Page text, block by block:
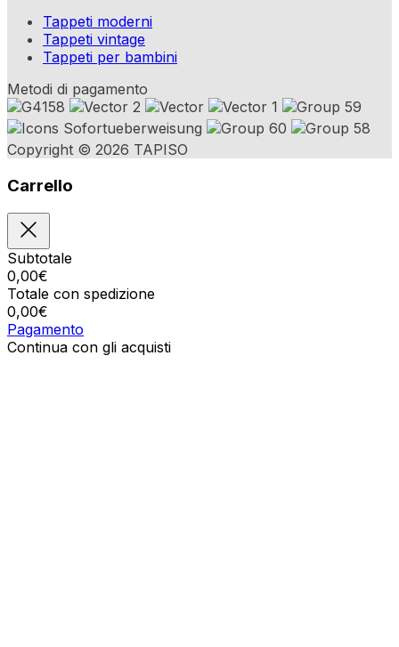
Tappeti moderni
Tappeti vintage
Tappeti per bambini
Metodi di pagamento
Copyright © 2026 TAPISO
Carrello
Subtotale
0,00€
Totale con spedizione
0,00€
Pagamento
Continua con gli acquisti